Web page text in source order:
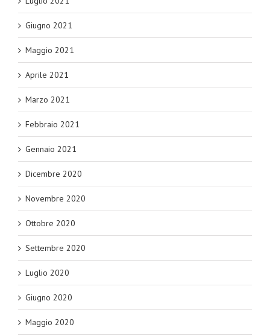
Giugno 2021
Maggio 2021
Aprile 2021
Marzo 2021
Febbraio 2021
Gennaio 2021
Dicembre 2020
Novembre 2020
Ottobre 2020
Settembre 2020
Luglio 2020
Giugno 2020
Maggio 2020